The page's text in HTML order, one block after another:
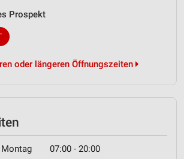
Prospekt
oder längeren Öffnungszeiten
Montag 07:00 - 20:00